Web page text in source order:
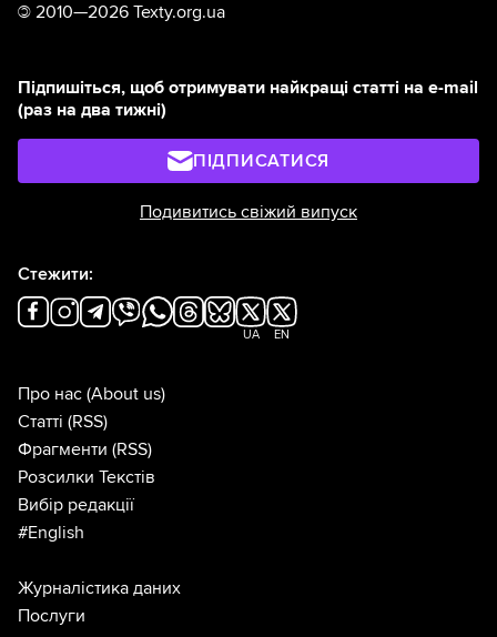
© 2010—2026 Texty.org.ua
Підпишіться, щоб отримувати найкращі статті на e-mail
(раз на два тижні)
ПІДПИСАТИСЯ
Подивитись свіжий випуск
Стежити:
UA EN
Про нас (About us)
Статті (RSS)
Фрагменти (RSS)
Розсилки Текстів
Вибір редакції
#English
Журналістика даних
Послуги